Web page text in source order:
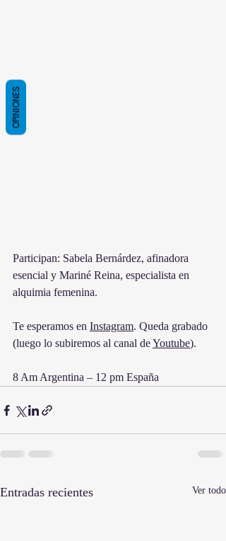
Participan: Sabela Bernárdez, afinadora
esencial y Mariné Reina, especialista en
alquimia femenina.
Te esperamos en Instagram. Queda grabado
(luego lo subiremos al canal de Youtube).
8 Am Argentina – 12 pm España
Entradas recientes Ver todo
OPINIONES